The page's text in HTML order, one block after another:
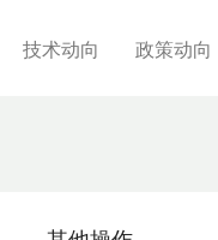
技术动向 政策动向